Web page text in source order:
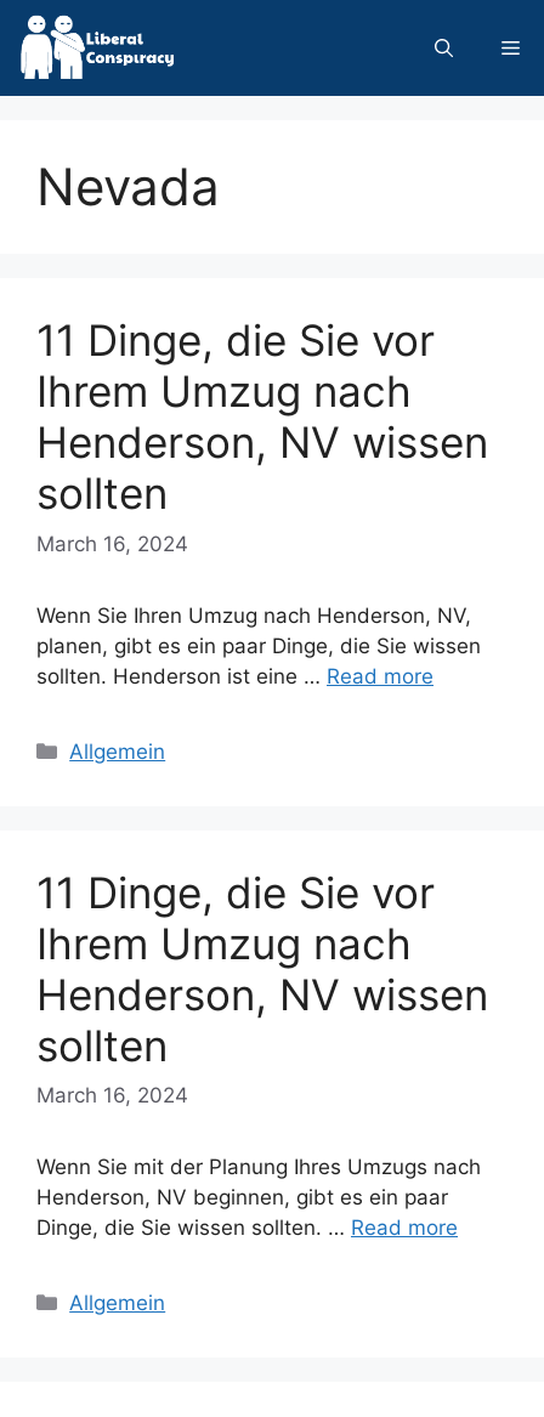
Skip
content
Nevada
11 Dinge, die Sie vor
Ihrem Umzug nach
Henderson, NV wissen
sollten
March 16, 2024
Wenn Sie Ihren Umzug nach Henderson, NV,
planen, gibt es ein paar Dinge, die Sie wissen
sollten. Henderson ist eine … Read more
Categories
Allgemein
11 Dinge, die Sie vor
Ihrem Umzug nach
Henderson, NV wissen
sollten
March 16, 2024
Wenn Sie mit der Planung Ihres Umzugs nach
Henderson, NV beginnen, gibt es ein paar
Dinge, die Sie wissen sollten. … Read more
Categories
Allgemein